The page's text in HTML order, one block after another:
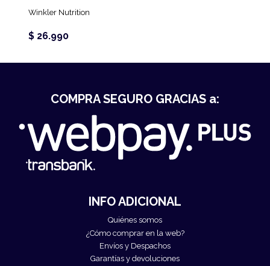
Winkler Nutrition
$ 26.990
INFO ADICIONAL
Quiénes somos
¿Cómo comprar en la web?
Envíos y Despachos
Garantías y devoluciones
COMPRA SEGURO GRACIAS a: